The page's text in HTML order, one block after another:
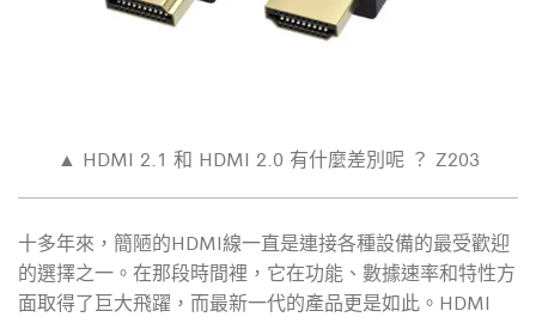
▲ HDMI 2.1 和 HDMI 2.0 有什麼差別呢 ？ Z203
十多年來，簡陋的HDMI線一直是連接各種設備的最受歡迎
的選擇之一。在那段時間裡，它在功能、數據速率和特性方
面取得了巨大飛躍，而最新一代的產品更是如此。 HDMI